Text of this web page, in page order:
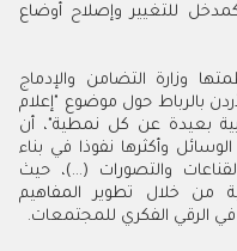
كمدخل للتغيير وإصلاح أوضاع
وزارة التضامن والإدماج
بالرباط حول موضوع "إعلام
بعيدة عن كل نمطية"، أن
وأكثرها نفوذا في بناء
والتصورات (…)، حيث
من خلال تطوير المفاهيم
في الرقي الفكري للمجتمعات.